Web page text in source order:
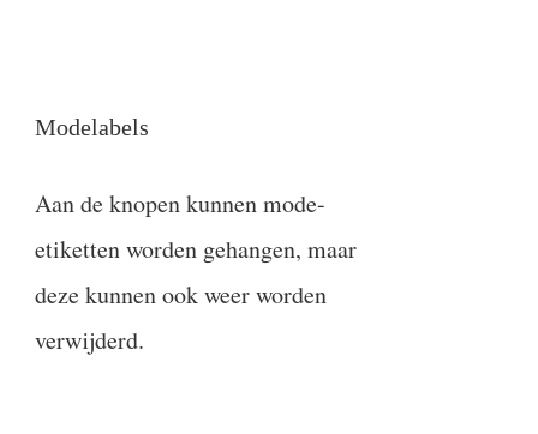
Modelabels
Aan de knopen kunnen mode-
etiketten worden gehangen, maar
deze kunnen ook weer worden
verwijderd.